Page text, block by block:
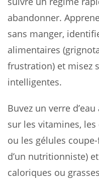
abandonner.
sans manger,
alimentaires
frustration) et misez
intelligentes.
Buvez un verre
sur les vitamines,
ou les gélules
d’un nutritionniste)
caloriques ou